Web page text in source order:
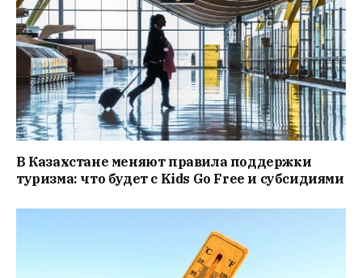
В Казахстане меняют правила поддержки
туризма: что будет с Kids Go Free и субсидиями